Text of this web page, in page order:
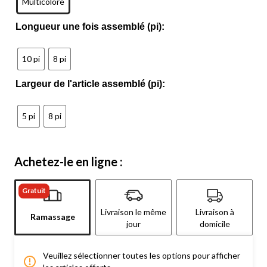
Longueur une fois assemblé (pi):
10 pi 8 pi
Largeur de l'article assemblé (pi):
5 pi 8 pi
Achetez-le en ligne :
Gratuit
Ramassage
Livraison le même
jour
Livraison à
domicile
Veuillez sélectionner toutes les options pour afficher